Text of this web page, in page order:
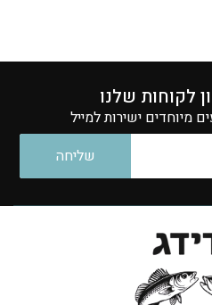
לקוחות שלנו
מיוחדים ישירות למייל